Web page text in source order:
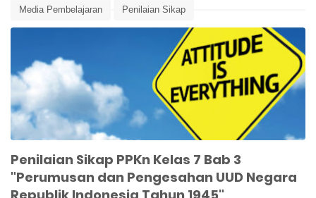
Media Pembelajaran Penilaian Sikap
Perumusan dan Pengesahan UUD NRI 1945
PPKn Kelas 7 Bab 3
Penilaian Sikap PPKn Kelas 7 Bab 3
"Perumusan dan Pengesahan UUD Negara